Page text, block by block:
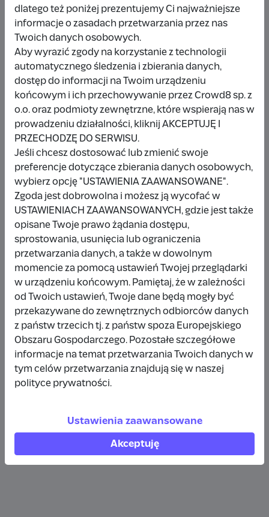
Udostępnij Zgłoś
Wpłacający/a
500 zł 2 miesiące temu
Wpłata anonimowa
500 zł 2 miesiące temu
Wpłata anonimowa
200 zł 3 miesiące temu
Wpłata anonimowa
200 zł 3 miesiące temu
Wpłata anonimowa
Zobacz więcej
dlatego też poniżej prezentujemy Ci najważniejsze
informacje o zasadach przetwarzania przez nas
Twoich danych osobowych.
Aby wyrazić zgody na korzystanie z technologii
automatycznego śledzenia i zbierania danych,
dostęp do informacji na Twoim urządzeniu
końcowym i ich przechowywanie przez Crowd8 sp. z
o.o. oraz podmioty zewnętrzne, które wspierają nas w
prowadzeniu działalności, kliknij AKCEPTUJĘ I
PRZECHODZĘ DO SERWISU.
Jeśli chcesz dostosować lub zmienić swoje
preferencje dotyczące zbierania danych osobowych,
wybierz opcję "USTAWIENIA ZAAWANSOWANE".
Zgoda jest dobrowolna i możesz ją wycofać w
USTAWIENIACH ZAAWANSOWANYCH, gdzie jest także
opisane Twoje prawo żądania dostępu,
sprostowania, usunięcia lub ograniczenia
przetwarzania danych, a także w dowolnym
momencie za pomocą ustawień Twojej przeglądarki
w urządzeniu końcowym. Pamiętaj, że w zależności
od Twoich ustawień, Twoje dane będą mogły być
przekazywane do zewnętrznych odbiorców danych
z państw trzecich tj. z państw spoza Europejskiego
Obszaru Gospodarczego. Pozostałe szczegółowe
informacje na temat przetwarzania Twoich danych w
tym celów przetwarzania znajdują się w naszej
polityce prywatności.
Ustawienia zaawansowane
Akceptuję